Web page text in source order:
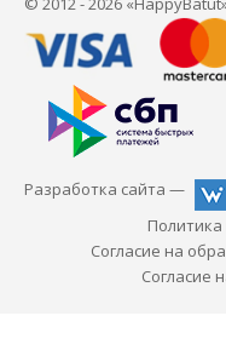
Разработка сайта —
Согласие на
Согласие